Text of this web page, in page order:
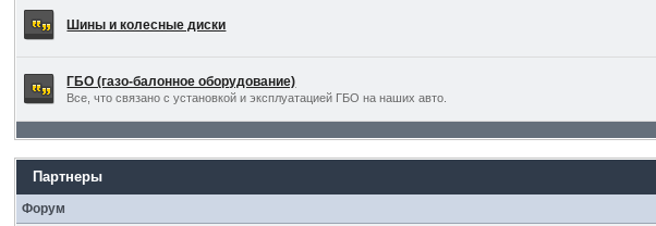
Шины и колесные диски
ГБО (газо-балонное оборудование)
Все, что связано с установкой и эксплуатацией ГБО на наших авто.
Партнеры
Форум